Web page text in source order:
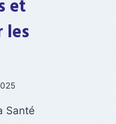
et
les
Santé